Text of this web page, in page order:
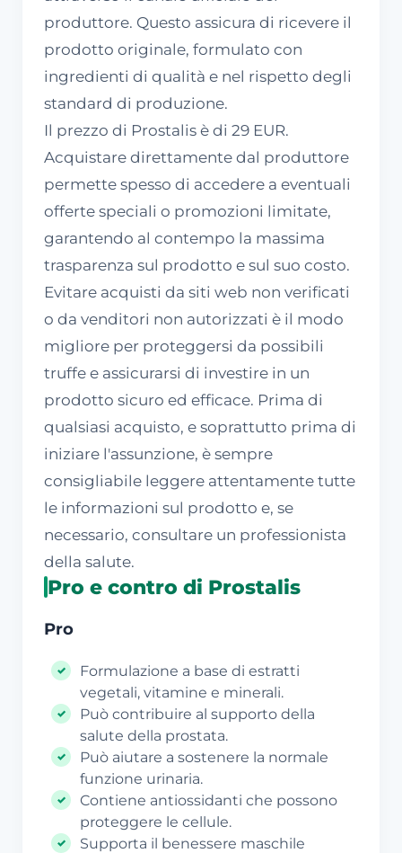
produttore. Questo assicura di ricevere il
prodotto originale, formulato con
ingredienti di qualità e nel rispetto degli
standard di produzione.
Il prezzo di Prostalis è di 29 EUR.
Acquistare direttamente dal produttore
permette spesso di accedere a eventuali
offerte speciali o promozioni limitate,
garantendo al contempo la massima
trasparenza sul prodotto e sul suo costo.
Evitare acquisti da siti web non verificati
o da venditori non autorizzati è il modo
migliore per proteggersi da possibili
truffe e assicurarsi di investire in un
prodotto sicuro ed efficace. Prima di
qualsiasi acquisto, e soprattutto prima di
iniziare l'assunzione, è sempre
consigliabile leggere attentamente tutte
le informazioni sul prodotto e, se
necessario, consultare un professionista
della salute.
Pro e contro di Prostalis
Pro
Formulazione a base di estratti
vegetali, vitamine e minerali.
Può contribuire al supporto della
salute della prostata.
Può aiutare a sostenere la normale
funzione urinaria.
Contiene antiossidanti che possono
proteggere le cellule.
Supporta il benessere maschile